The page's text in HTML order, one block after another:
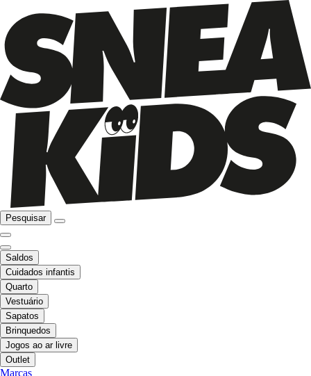
Pesquisar
Saldos
Cuidados infantis
Quarto
Vestuário
Sapatos
Brinquedos
Jogos ao ar livre
Outlet
Marcas